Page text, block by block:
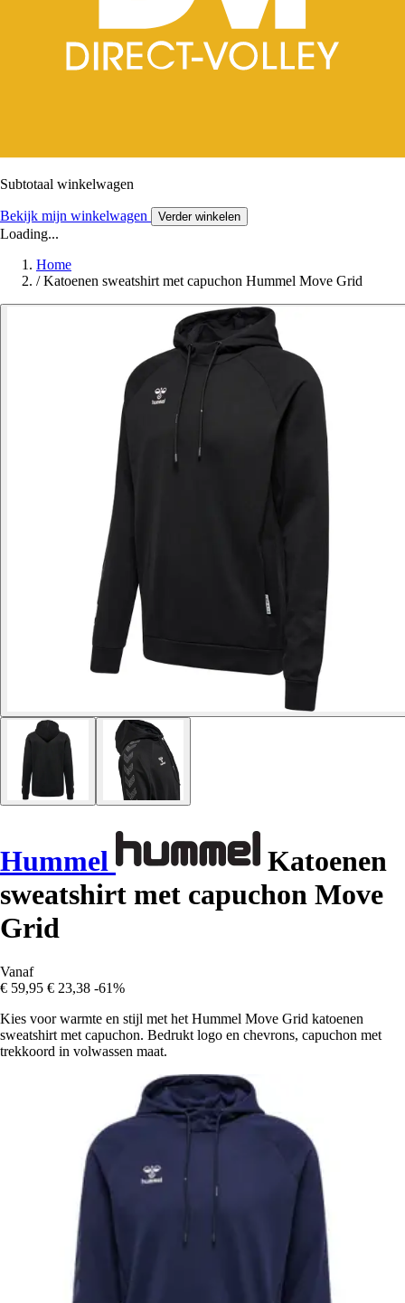
Subtotaal winkelwagen
Bekijk mijn winkelwagen Verder winkelen
Loading...
Home
/ Katoenen sweatshirt met capuchon Hummel Move Grid
Hummel
Katoenen
sweatshirt met capuchon Move
Grid
Vanaf
€ 59,95 € 23,38 -61%
Kies voor warmte en stijl met het Hummel Move Grid katoenen
sweatshirt met capuchon. Bedrukt logo en chevrons, capuchon met
trekkoord in volwassen maat.